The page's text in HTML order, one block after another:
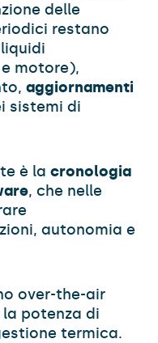
delle
restano
motore),
aggiornamenti
sistemi di
è la cronologia
, che nelle
autonomia e
over-the-air
potenza di
termica.